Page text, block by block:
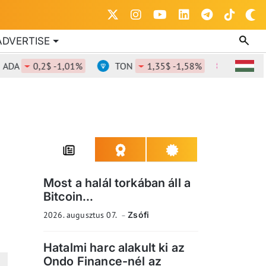
0,2$ -1,01% TON 1,35$ -1,58% DOT
Most a halál torkában áll a
Bitcoin...
2026. augusztus 07. Zsófi
Hatalmi harc alakult ki az
Ondo Finance-nél az